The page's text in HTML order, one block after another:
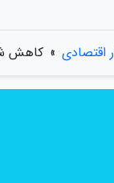
اقتصادی » کاهش